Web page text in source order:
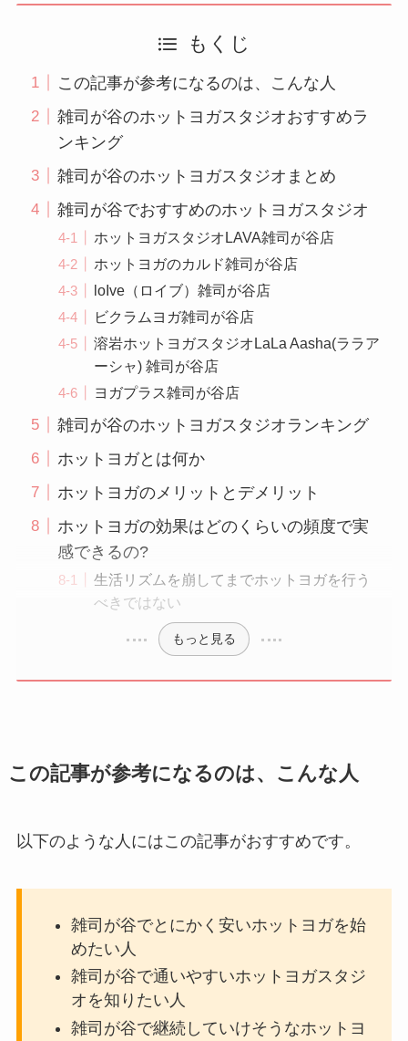
もくじ
この記事が参考になるのは、こんな人
雑司が谷のホットヨガスタジオおすすめラ
ンキング
雑司が谷のホットヨガスタジオまとめ
雑司が谷でおすすめのホットヨガスタジオ
ホットヨガスタジオLAVA雑司が谷店
ホットヨガのカルド雑司が谷店
loIve（ロイブ）雑司が谷店
ビクラムヨガ雑司が谷店
溶岩ホットヨガスタジオLaLa Aasha(ララア
ーシャ) 雑司が谷店
ヨガプラス雑司が谷店
雑司が谷のホットヨガスタジオランキング
ホットヨガとは何か
ホットヨガのメリットとデメリット
ホットヨガの効果はどのくらいの頻度で実
感できるの?
生活リズムを崩してまでホットヨガを行う
べきではない
もっと見る
この記事が参考になるのは、こんな人
以下のような人にはこの記事がおすすめです。
雑司が谷でとにかく安いホットヨガを始
めたい人
雑司が谷で通いやすいホットヨガスタジ
オを知りたい人
雑司が谷で継続していけそうなホットヨ